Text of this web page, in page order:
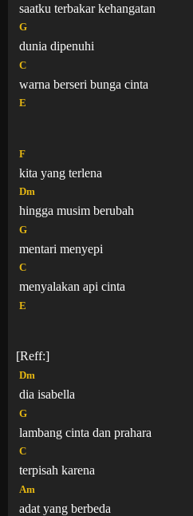
saatku terbakar kehangatan
G
dunia dipenuhi
C
warna berseri bunga cinta
E
F
kita yang terlena
Dm
hingga musim berubah
G
mentari menyepi
C
menyalakan api cinta
E
[Reff:]
Dm
dia isabella
G
lambang cinta dan prahara
C
terpisah karena
Am
adat yang berbeda